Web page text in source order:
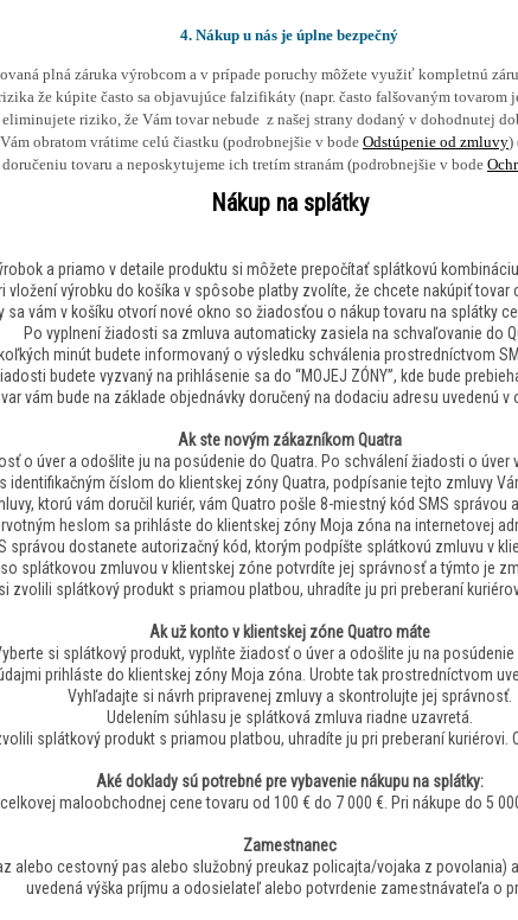
4. Nákup u nás je úplne bezpečný
plná záruka výrobcom a v prípade poruchy môžete využiť kompletnú
že kúpite často sa objavujúce falzifikáty (napr. často falšovaným tovarom
riziko, že Vám tovar nebude z našej strany dodaný v dohodnutej
obratom vrátime celú čiastku (podrobnejšie v bode Odstúpenie od zmluvy)
tovaru a neposkytujeme ich tretím stranám (podrobnejšie v bode
Nákup na splátky
a priamo v detaile produktu si môžete prepočítať splátkovú
vložení výrobku do košíka v spôsobe platby zvolíte, že chcete nakúpiť tovar
sa vám v košíku otvorí nové okno so žiadosťou o nákup tovaru na splátky
Po vyplnení žiadosti sa zmluva automaticky zasiela na schvaľovanie do
minút budete informovaný o výsledku schválenia prostredníctvom
budete vyzvaný na prihlásenie sa do “MOJEJ ZÓNY”, kde bude
vám bude na základe objednávky doručený na dodaciu adresu uvedenú v
Ak ste novým zákazníkom Quatra
o úver a odošlite ju na posúdenie do Quatra. Po schválení žiadosti o úver
číslom do klientskej zóny Quatra, podpísanie tejto zmluvy
ktorú vám doručil kuriér, vám Quatro pošle 8-miestný kód SMS správou
heslom sa prihláste do klientskej zóny Moja zóna na internetovej
správou dostanete autorizačný kód, ktorým podpíšte splátkovú zmluvu v
splátkovou zmluvou v klientskej zóne potvrdíte jej správnosť a týmto je
zvolili splátkový produkt s priamou platbou, uhradíte ju pri preberaní
Ak už konto v klientskej zóne Quatro máte
si splátkový produkt, vyplňte žiadosť o úver a odošlite ju na posúdenie
prihláste do klientskej zóny Moja zóna. Urobte tak prostredníctvom
Vyhľadajte si návrh pripravenej zmluvy a skontrolujte jej správnosť.
Udelením súhlasu je splátková zmluva riadne uzavretá.
splátkový produkt s priamou platbou, uhradíte ju pri preberaní
Aké doklady sú potrebné pre vybavenie nákupu na splátky:
maloobchodnej cene tovaru od 100 € do 7 000 €. Pri nákupe do 5
Zamestnanec
alebo cestovný pas alebo služobný preukaz policajta/vojaka z
uvedená výška príjmu a odosielateľ alebo potvrdenie zamestnávateľa o